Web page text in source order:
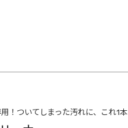
！ついてしまった汚れに、これ1本